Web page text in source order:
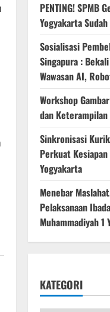
PENTING! SPMB
Yogyakarta
Sosialisasi
Singapura :
Wawasan AI,
Workshop
dan Keterampilan
Sinkronisasi
Perkuat Kesiapan
Yogyakarta
Menebar
Pelaksanaan
Muhammadiyah 1
KATEGORI